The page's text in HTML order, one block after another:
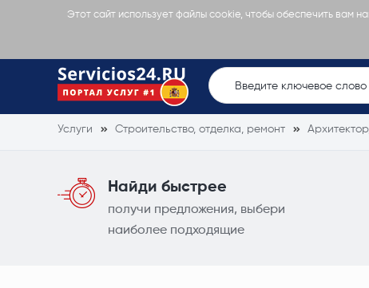
Этот сайт использует файлы cookie, чтобы обеспечить вам
Услуги Строительство, отделка, ремонт
Найди быстрее
получи предложения, выбери
наиболее подходящие